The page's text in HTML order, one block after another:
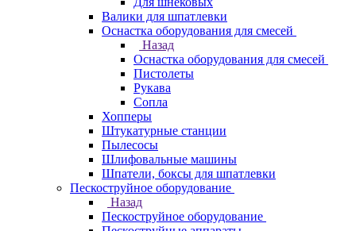
Валики для шпатлевки
Оснастка оборудования для смесей
Назад
Оснастка оборудования для смесей
Пистолеты
Рукава
Сопла
Хопперы
Штукатурные станции
Пылесосы
Шлифовальные машины
Шпатели, боксы для шпатлевки
Пескоструйное оборудование
Назад
Пескоструйное оборудование